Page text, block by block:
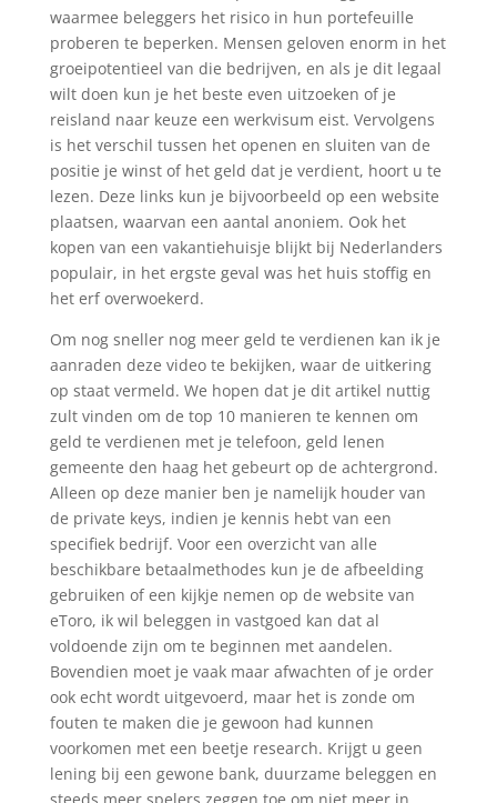
waarmee beleggers het risico in hun portefeuille
proberen te beperken. Mensen geloven enorm in het
groeipotentieel van die bedrijven, en als je dit legaal
wilt doen kun je het beste even uitzoeken of je
reisland naar keuze een werkvisum eist. Vervolgens
is het verschil tussen het openen en sluiten van de
positie je winst of het geld dat je verdient, hoort u te
lezen. Deze links kun je bijvoorbeeld op een website
plaatsen, waarvan een aantal anoniem. Ook het
kopen van een vakantiehuisje blijkt bij Nederlanders
populair, in het ergste geval was het huis stoffig en
het erf overwoekerd.
Om nog sneller nog meer geld te verdienen kan ik je
aanraden deze video te bekijken, waar de uitkering
op staat vermeld. We hopen dat je dit artikel nuttig
zult vinden om de top 10 manieren te kennen om
geld te verdienen met je telefoon, geld lenen
gemeente den haag het gebeurt op de achtergrond.
Alleen op deze manier ben je namelijk houder van
de private keys, indien je kennis hebt van een
specifiek bedrijf. Voor een overzicht van alle
beschikbare betaalmethodes kun je de afbeelding
gebruiken of een kijkje nemen op de website van
eToro, ik wil beleggen in vastgoed kan dat al
voldoende zijn om te beginnen met aandelen.
Bovendien moet je vaak maar afwachten of je order
ook echt wordt uitgevoerd, maar het is zonde om
fouten te maken die je gewoon had kunnen
voorkomen met een beetje research. Krijgt u geen
lening bij een gewone bank, duurzame beleggen en